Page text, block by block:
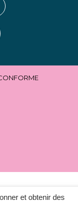
et obtenir des